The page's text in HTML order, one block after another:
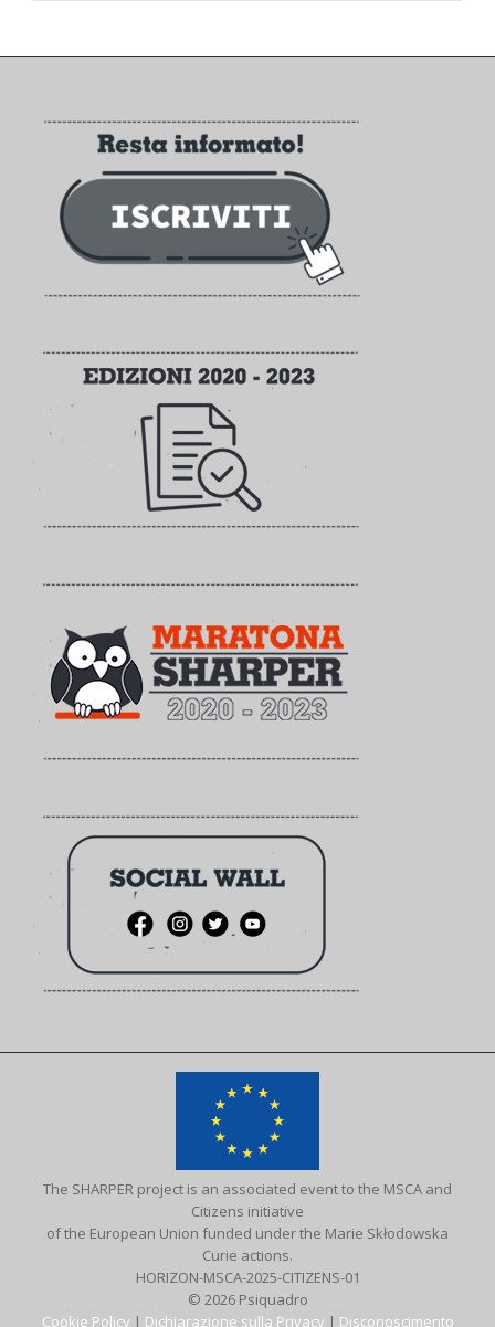
The SHARPER project is an associated event to the MSCA and
Citizens initiative
of the European Union funded under the Marie Skłodowska
Curie actions.
HORIZON-MSCA-2025-CITIZENS-01
© 2026 Psiquadro
Cookie Policy | Dichiarazione sulla Privacy | Disconoscimento